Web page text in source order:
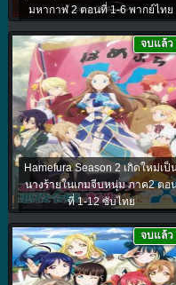
มหากาฬ 2 ตอนที่ 1-6 พากย์ไทย
Hamefura Season 2 เกิดใหม่เป็
นางร้ายในเกมจีบหนุ่ม ภาค2 ตอ
ที่ 1-12 ซับไทย
จบแล้ว
จบแล้ว